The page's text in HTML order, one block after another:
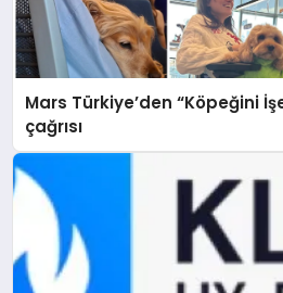
Mars Türkiye’den “Köpeğini
çağrısı